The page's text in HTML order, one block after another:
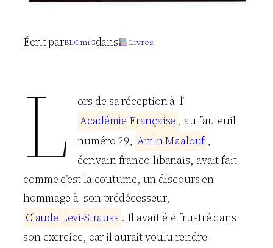
Écrit parBLOmiGdans Livres
L
ors de sa réception à l’
Académie Française , au fauteuil
numéro 29, AminMaalouf ,
écrivain franco-libanais, avait fait
comme c’est la coutume, un discours en
hommage à son prédécesseur,
Claude Levi-Strauss . Il avait été frustré dans
son exercice, car il aurait voulu rendre